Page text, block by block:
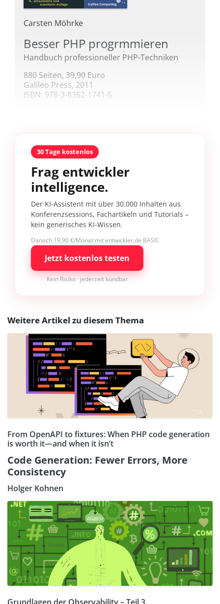
Carsten Möhrke
Besser PHP progrmmieren
Handbuch professioneller PHP-Techniken
880 Seiten, 39,90 Euro
Galileo Press, 2011
ISBN: 978-3-8362-1741-5
30 Tage kostenlos
Frag entwickler
intelligence.
Der KI-Assistent mit über 30.000 Inhalten aus
Konferenzsessions, Fachartikeln und Tutorials –
kein generisches KI-Wissen.
Danach 19,90 €/Monat mit entwickler.de BASIC
Jetzt kostenlos testen
Kein Risiko · jederzeit kündbar
Weitere Artikel zu diesem Thema
From OpenAPI to fixtures: When PHP code generation
is worth it—and when it isn’t
Code Generation: Fewer Errors, More
Consistency
Holger Kohnen